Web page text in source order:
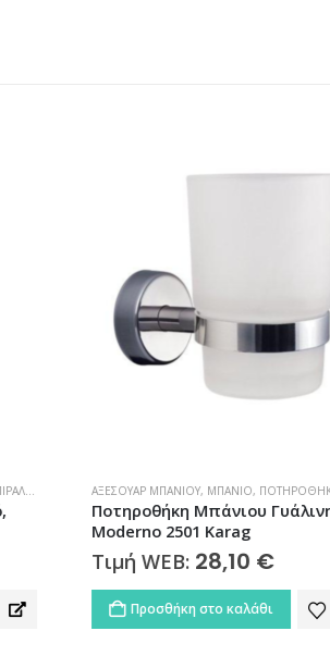
ΑΞΕΣΟΥΆΡ ΜΠΆΝΙΟΥ,ΜΠΆΝΙΟ,ΠΟΤΗΡΟΘΉΚΕΣ
Ποτηροθήκη Μπάνιου Γυάλινη
Moderno 2501 Karag
Τιμή WEB:28,10€
Προσθήκη στο καλάθι